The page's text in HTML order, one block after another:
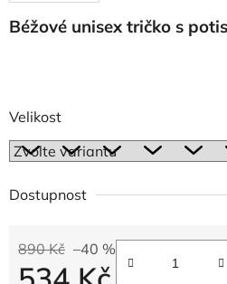
Béžové unisex tričko s
Velikost
Dostupnost
890 Kč –40 %